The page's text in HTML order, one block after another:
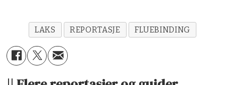
LAKS REPORTASJE FLUEBINDING